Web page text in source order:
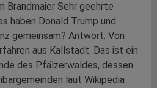
Brandmaier Sehr geehrte
haben Donald Trump und
gemeinsam? Antwort: Von
aus Kallstadt. Das ist ein
des Pfälzerwaldes, dessen
laut Wikipedia